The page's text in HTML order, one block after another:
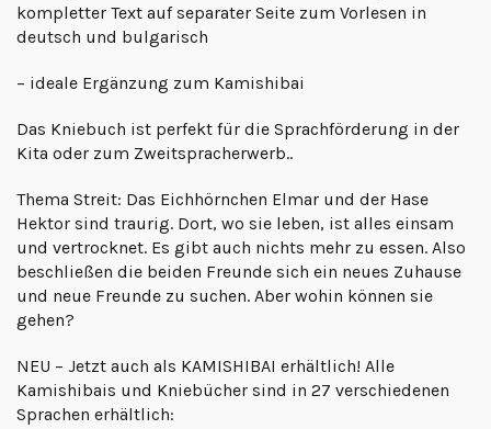
kompletter Text auf separater Seite zum Vorlesen in
deutsch und bulgarisch
– ideale Ergänzung zum Kamishibai
Das Kniebuch ist perfekt für die Sprachförderung in der
Kita oder zum Zweitspracherwerb..
Thema Streit: Das Eichhörnchen Elmar und der Hase
Hektor sind traurig. Dort, wo sie leben, ist alles einsam
und vertrocknet. Es gibt auch nichts mehr zu essen. Also
beschließen die beiden Freunde sich ein neues Zuhause
und neue Freunde zu suchen. Aber wohin können sie
gehen?
NEU – Jetzt auch als KAMISHIBAI erhältlich! Alle
Kamishibais und Kniebücher sind in 27 verschiedenen
Sprachen erhältlich: